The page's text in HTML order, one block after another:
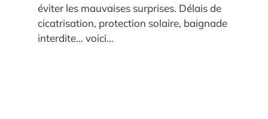
éviter les mauvaises surprises. Délais de
cicatrisation, protection solaire, baignade
interdite… voici…